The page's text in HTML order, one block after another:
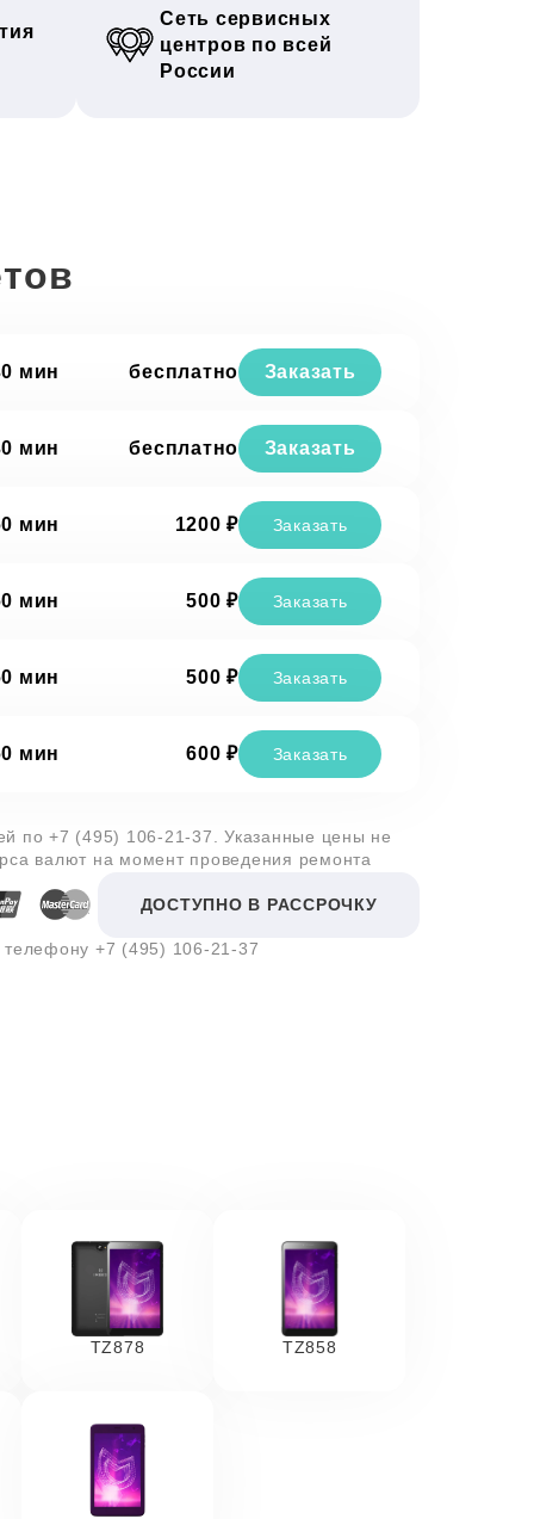
Сеть сервисных
центров по всей
России
мин бесплатно Заказать
мин бесплатно Заказать
мин 1200 ₽ Заказать
мин 500 ₽ Заказать
мин 500 ₽ Заказать
мин 600 ₽ Заказать
по+7 (495) 106-21-37
. Указанные цены не
валют на момент проведения ремонта
ДОСТУПНО В РАССРОЧКУ
телефону +7 (495) 106-21-37
TZ878 TZ858